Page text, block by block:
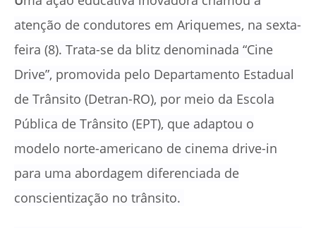
atenção de condutores em Ariquemes, na sexta-
feira (8). Trata-se da blitz denominada “Cine
Drive”, promovida pelo Departamento Estadual
de Trânsito (Detran-RO), por meio da Escola
Pública de Trânsito (EPT), que adaptou o
modelo norte-americano de cinema drive-in
para uma abordagem diferenciada de
conscientização no trânsito.